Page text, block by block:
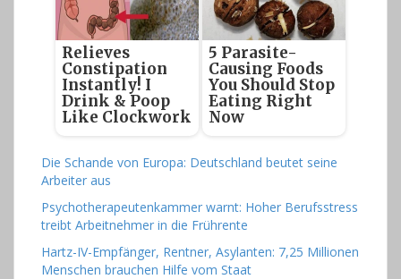
Relieves
Constipation
Instantly! I
Drink & Poop
Like Clockwork
5 Parasite-
Causing Foods
You Should Stop
Eating Right
Now
Die Schande von Europa: Deutschland beutet seine
Arbeiter aus
Psychotherapeutenkammer warnt: Hoher Berufsstress
treibt Arbeitnehmer in die Frührente
Hartz-IV-Empfänger, Rentner, Asylanten: 7,25 Millionen
Menschen brauchen Hilfe vom Staat